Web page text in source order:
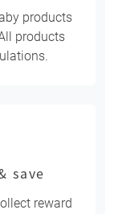
products
products
save
reward